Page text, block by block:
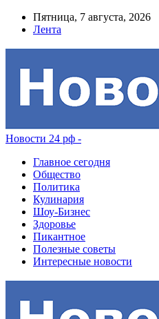
Пятница, 7 августа, 2026
Лента
Новости 24 рф -
Главное сегодня
Общество
Политика
Кулинария
Шоу-Бизнес
Здоровье
Пикантное
Полезные советы
Интересные новости